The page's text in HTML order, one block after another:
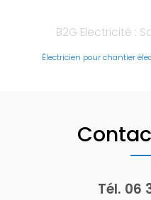
B2G Electricité :
Électricien pour chantier
Tél. 06